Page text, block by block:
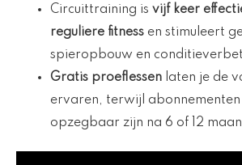
Circuittraining is vijf keer
reguliere fitness en stimuleert
spieropbouw en
Gratis proeflessen laten je de
ervaren, terwijl abonnementen
opzegbaar zijn na 6 of 12